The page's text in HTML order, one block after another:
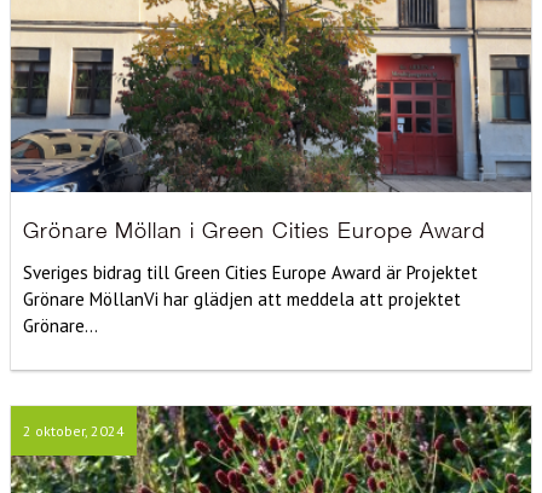
Grönare Möllan i Green Cities Europe Award
Sveriges bidrag till Green Cities Europe Award är Projektet
Grönare MöllanVi har glädjen att meddela att projektet
Grönare...
2 oktober, 2024